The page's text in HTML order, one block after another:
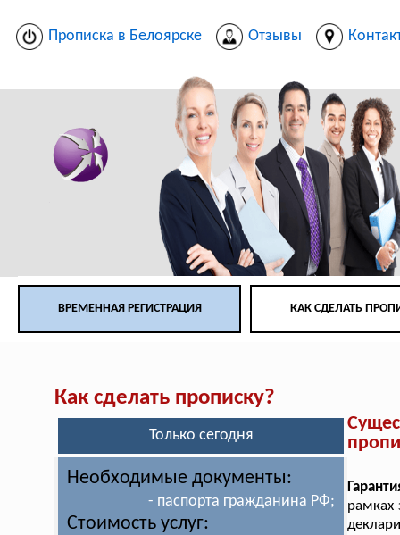
Прописка в Белоярске Отзывы
ВРЕМЕННАЯ РЕГИСТРАЦИЯ КАК СДЕЛАТЬ
Как сделать прописку?
Только сегодня
Необходимые документы:
- паспорта гражданина РФ;
Стоимость услуг:
рамках